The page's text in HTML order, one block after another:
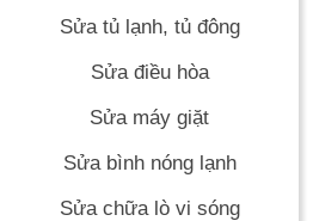
Sửa tủ lạnh, tủ đông
Sửa điều hòa
Sửa máy giặt
Sửa bình nóng lạnh
Sửa chữa lò vi sóng